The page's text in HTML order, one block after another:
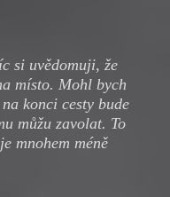
si uvědomuji, že
místo. Mohl bych
konci cesty bude
můžu zavolat. To
mnohem méně